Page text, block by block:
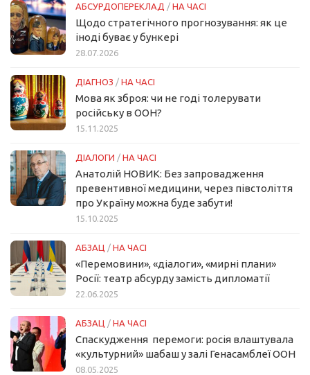
АБСУРДОПЕРЕКЛАД / НА ЧАСІ
Щодо стратегічного прогнозування: як це
іноді буває у бункері
28.07.2026
ДІАГНОЗ / НА ЧАСІ
Мова як зброя: чи не годі толерувати
російську в ООН?
15.11.2025
ДІАЛОГИ / НА ЧАСІ
Анатолій НОВИК: Без запровадження
превентивної медицини, через півстоліття
про Україну можна буде забути!
15.10.2025
АБЗАЦ / НА ЧАСІ
«Перемовини», «діалоги», «мирні плани»
Росії: театр абсурду замість дипломатії
22.06.2025
АБЗАЦ / НА ЧАСІ
Спаскудження перемоги: росія влаштувала
«культурний» шабаш у залі Генасамблеї ООН
08.05.2025